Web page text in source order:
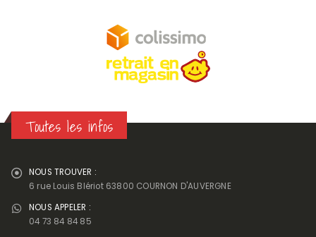
Toutes les infos
NOUS TROUVER :
6 rue Louis Blériot 63800 COURNON D'AUVERGNE
NOUS APPELER :
04 73 84 84 85